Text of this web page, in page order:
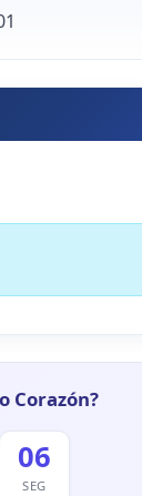
Corazón?
05
SEG